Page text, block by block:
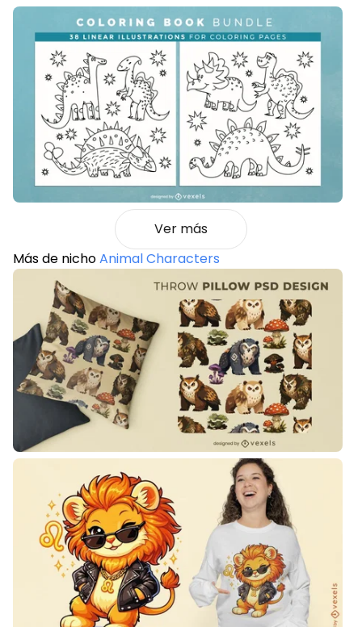
Ver más
Más de nichoAnimal Characters